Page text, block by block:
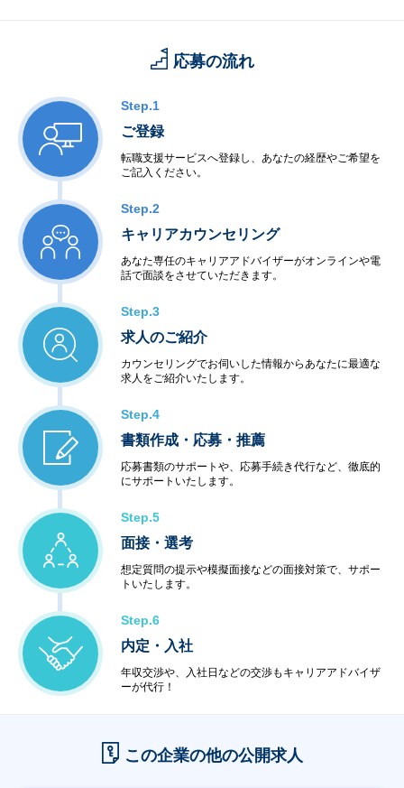
応募の流れ
Step.1
ご登録
転職支援サービスへ登録し、あなたの経歴やご希望を
ご記入ください。
Step.2
キャリアカウンセリング
あなた専任のキャリアアドバイザーがオンラインや電
話で面談をさせていただきます。
Step.3
求人のご紹介
カウンセリングでお伺いした情報からあなたに最適な
求人をご紹介いたします。
Step.4
書類作成・応募・推薦
応募書類のサポートや、応募手続き代行など、徹底的
にサポートいたします。
Step.5
面接・選考
想定質問の提示や模擬面接などの面接対策で、サポー
トいたします。
Step.6
内定・入社
年収交渉や、入社日などの交渉もキャリアアドバイザ
ーが代行！
この企業の他の公開求人